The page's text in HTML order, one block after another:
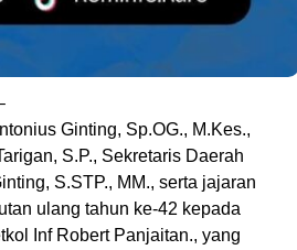
Ginting, Sp.OG., M.Kes.,
S.P., Sekretaris Daerah
S.STP., MM., serta jajaran
ulang tahun ke-42 kepada
Inf Robert Panjaitan., yang